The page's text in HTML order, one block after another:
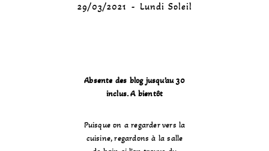
29/03/2021 Lundi Soleil
Absente des blog jusqu’au 30
inclus. A bientôt
Puisque on a regarder vers la
cuisine, regardons à la salle